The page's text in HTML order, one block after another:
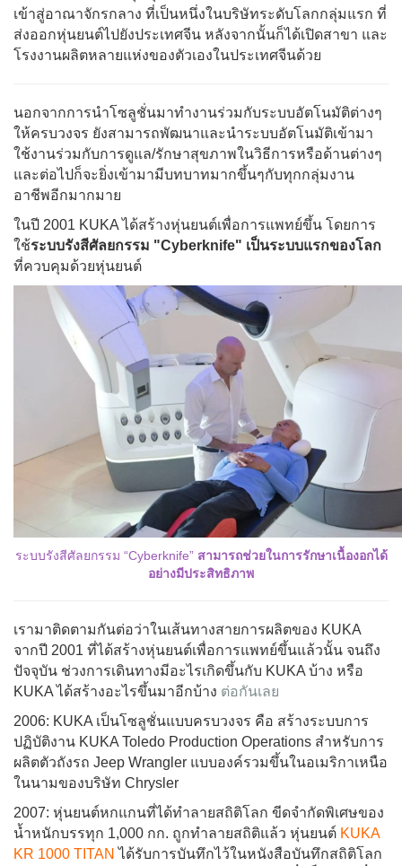
เข้าสู่อาณาจักรกลาง ที่เป็นหนึ่งในบริษัทระดับโลกกลุ่มแรก ที่
ส่งออกหุ่นยนต์ไปยังประเทศจีน หลังจากนั้นก็ได้เปิดสาขา และ
โรงงานผลิตหลายแห่งของตัวเองในประเทศจีนด้วย
นอกจากการนำโซลูชั่นมาทำงานร่วมกับระบบอัตโนมัติต่างๆ
ให้ครบวงจร ยังสามารถพัฒนาและนำระบบอัตโนมัติเข้ามา
ใช้งานร่วมกับการดูแล/รักษาสุขภาพในวิธีการหรือด้านต่างๆ
และต่อไปก็จะยิ่งเข้ามามีบทบาทมากขึ้นๆกับทุกกลุ่มงาน
อาชีพอีกมากมาย
ในปี 2001 KUKA ได้สร้างหุ่นยนต์เพื่อการแพทย์ขึ้น โดยการ
ใช้ระบบรังสีศัลยกรรม "Cyberknife" เป็นระบบแรกของโลก
ที่ควบคุมด้วยหุ่นยนต์
ระบบรังสีศัลยกรรม “Cyberknife” สามารถช่วยในการรักษาเนื้องอกได้
อย่างมีประสิทธิภาพ
เรามาติดตามกันต่อว่าในเส้นทางสายการผลิตของ KUKA
จากปี 2001 ที่ได้สร้างหุ่นยนต์เพื่อการแพทย์ขึ้นแล้วนั้น จนถึง
ปัจจุบัน ช่วงการเดินทางมีอะไรเกิดขึ้นกับ KUKA บ้าง หรือ
KUKA ได้สร้างอะไรขึ้นมาอีกบ้าง ต่อกันเลย
2006: KUKA เป็นโซลูชั่นแบบครบวงจร คือ สร้างระบบการ
ปฏิบัติงาน KUKA Toledo Production Operations สำหรับการ
ผลิตตัวถังรถ Jeep Wrangler แบบองค์รวมขึ้นในอเมริกาเหนือ
ในนามของบริษัท Chrysler
2007: หุ่นยนต์หกแกนที่ได้ทำลายสถิติโลก ขีดจำกัดพิเศษของ
น้ำหนักบรรทุก 1,000 กก. ถูกทำลายสถิติแล้ว หุ่นยนต์ KUKA
KR 1000 TITAN ได้รับการบันทึกไว้ในหนังสือบันทึกสถิติโลก